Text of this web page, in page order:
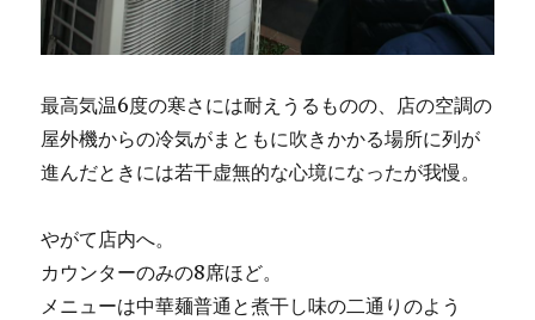
最高気温6度の寒さには耐えうるものの、店の空調の
屋外機からの冷気がまともに吹きかかる場所に列が
進んだときには若干虚無的な心境になったが我慢。
やがて店内へ。
カウンターのみの8席ほど。
メニューは中華麺普通と煮干し味の二通りのよう